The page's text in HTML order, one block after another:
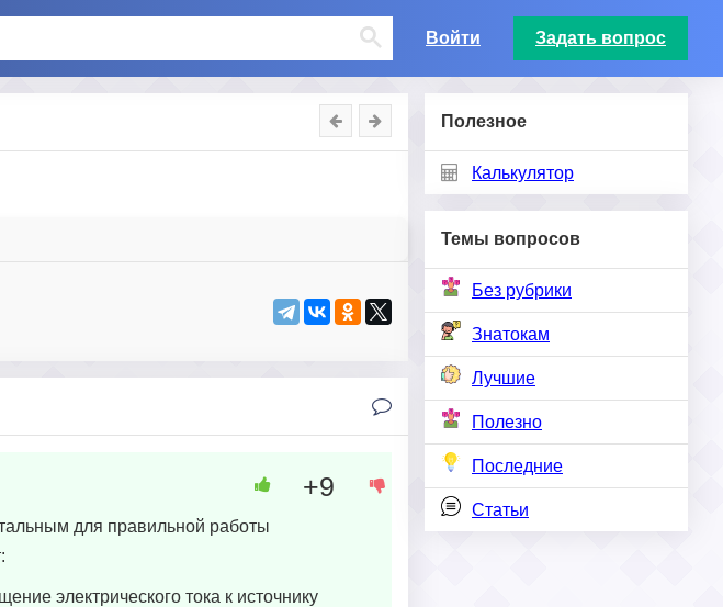
Войти Задать вопрос
Полезное
Калькулятор
Темы вопросов
Без рубрики
Знатокам
Лучшие
Полезно
Последние
Статьи
для правильной работы
электрического тока к источнику
+9